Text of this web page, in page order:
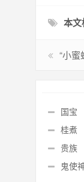
本文
“小
国宝
桂煮
贵族
鬼使